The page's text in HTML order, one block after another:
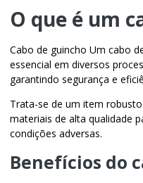
O que é um
Cabo de guincho Um cabo
essencial em diversos
garantindo segurança e
Trata-se de um item
materiais de alta qualidade
condições adversas.
Benefícios do